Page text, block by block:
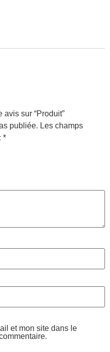
sur “Produit”
publiée. Les champs
*
et mon site dans le